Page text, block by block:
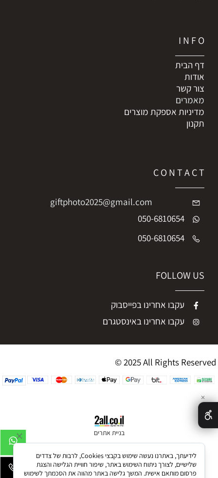
I N F O
דף הבית
אודות
צור קשר
מאמרים
מדיניות אספקת מוצרים
תקנון
C O N T A C T
giftphoto2025@gmail.com
050-6810654
050-6810654
FOLLOW US
עקבו אחרינו בפייסבוק
עקבו אחרינו באינסטגרם
© 2025 All Rights Reserved
בניית אתרים
✕
לידיעתך, באתרנו נעשה שימוש בקבצי Cookies, לרבות של צדדים
שלישיים, לצורך ניתוח השימוש באתר, שיפור חוויית הגלישה והצגת
פרסום מותאם אישית. המשך גלישה באתר מהווה את הסכמתך לשימוש